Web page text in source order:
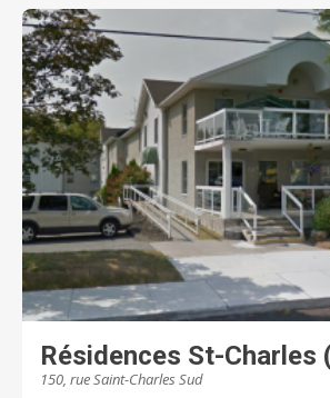
services qui font du centre-ville de
milieu dynamique, ouvert et accueillant. Vous
que l’on vous accorde notre plus
qu’on vous offre le meilleur
après tout ce que vous avez fait
région et le Québec contemporain.
une question de fierté, de dignité et
reconnaissance. Voilà pourquoi, depuis 2003, des
milliers de retraités actifs et d’aînés
confiance aux Résidences des
Québec.
Résidences St-Charles
150, rue Saint-Charles Sud